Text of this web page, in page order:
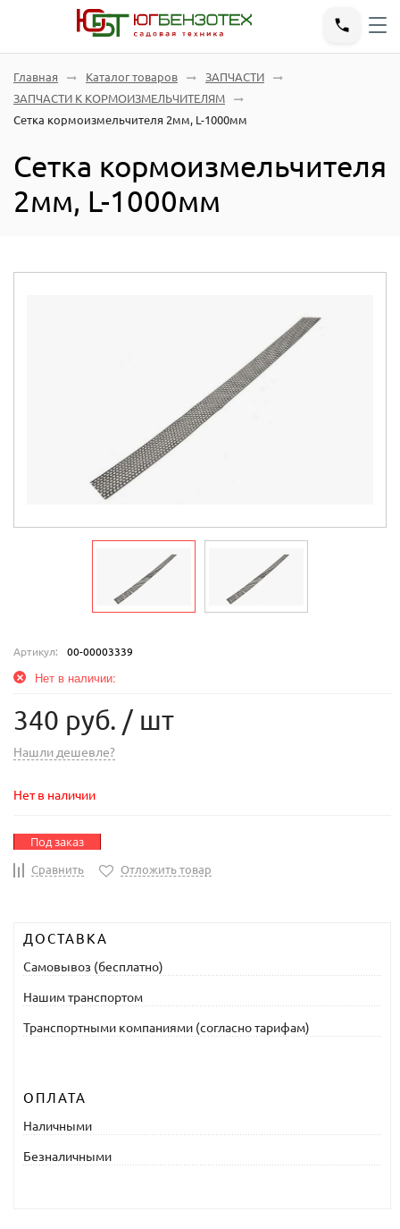
Главная Каталог товаров
ЗАПЧАСТИ
ЗАПЧАСТИ К КОРМОИЗМЕЛЬЧИТЕЛЯМ
Сетка кормоизмельчителя 2мм, L-1000мм
Сетка кормоизмельчителя
2мм, L-1000мм
Артикул: 00-00003339
Нет в наличии:
340 руб. / шт
Нашли дешевле?
Нет в наличии
Под заказ
Сравнить Отложить товар
ДОСТАВКА
Самовывоз (бесплатно)
Нашим транспортом
Транспортными компаниями (согласно тарифам)
ОПЛАТА
Наличными
Безналичными